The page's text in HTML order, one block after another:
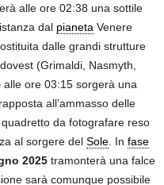
alle ore 02:38 una sottile
dal pianeta Venere
dalle grandi strutture
(Grimaldi, Nasmyth,
alle ore 03:15 sorgerà una
all’ammasso delle
da fotografare reso
al sorgere del Sole. In fase
2025 tramonterà una falce
sarà comunque possibile